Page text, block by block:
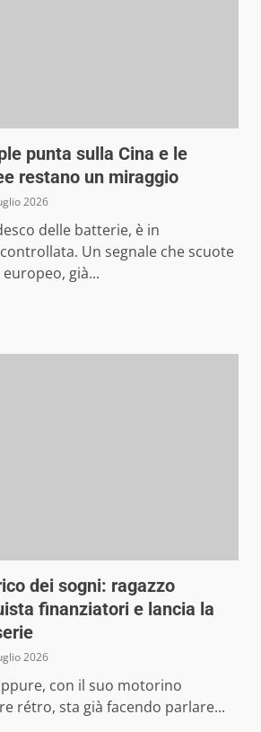
punta sulla Cina e le
restano un miraggio
2026
delle batterie, è in
Un segnale che scuote
già...
dei sogni: ragazzo
finanziatori e lancia la
2026
con il suo motorino
rétro, sta già facendo parlare...